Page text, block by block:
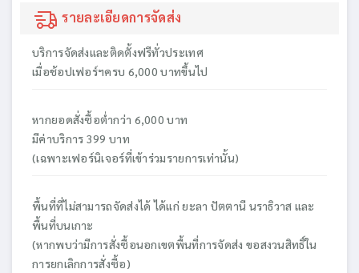
รายละเอียดการจัดส่ง
บริการจัดส่งและติดตั้งฟรีทั่วประเทศ
เมื่อช้อปเฟอร์ฯครบ 6,000 บาทขึ้นไป
หากยอดสั่งซื้อต่ำกว่า 6,000 บาท
มีค่าบริการ 399 บาท
(เฉพาะเฟอร์นิเจอร์ที่เข้าร่วมรายการเท่านั้น)
พื้นที่ที่ไม่สามารถจัดส่งได้ ได้แก่ ยะลา ปัตตานี นราธิวาส และ
พื้นที่บนเกาะ
(หากพบว่ามีการสั่งซื้อนอกเขตพื้นที่การจัดส่ง ขอสงวนสิทธิ์ใน
การยกเลิกการสั่งซื้อ)